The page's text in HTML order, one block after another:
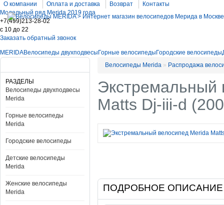
О компании Оплата и доставка Возврат
Контакты
Модельный ряд Merida 2019 года
+7(499)213-28-02
c 10 до 22
Заказать обратный звонок
MERIDAВелосипеды двухподвесы Горные велосипеды Городские велосипеды
РАЗДЕЛЫ
Велосипеды двухподвесы
Merida
Горные велосипеды
Merida
Городские велосипеды
Детские велосипеды
Merida
Женские велосипеды
Merida
Велосипеды Merida » Распродажа
Экстремальный
Matts Dj-iii-d
ПОДРОБНОЕ ОПИСАНИЕ